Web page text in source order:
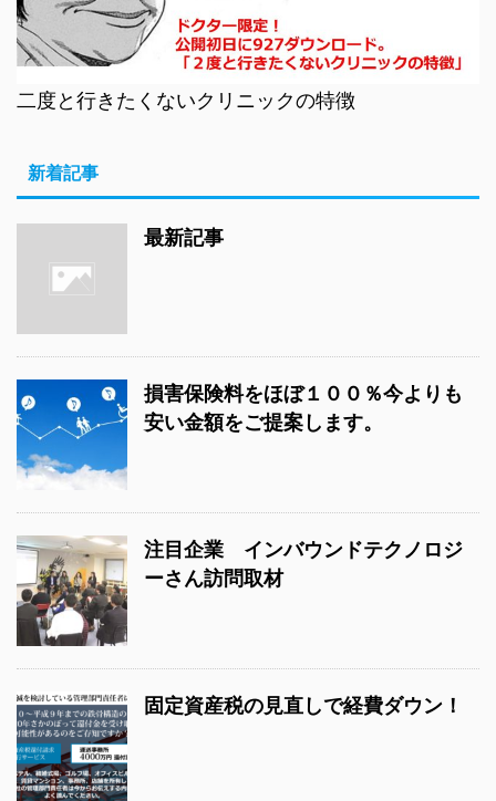
二度と行きたくないクリニックの特徴
新着記事
最新記事
損害保険料をほぼ１００％今よりも
安い金額をご提案します。
注目企業 インバウンドテクノロジ
ーさん訪問取材
固定資産税の見直しで経費ダウン！